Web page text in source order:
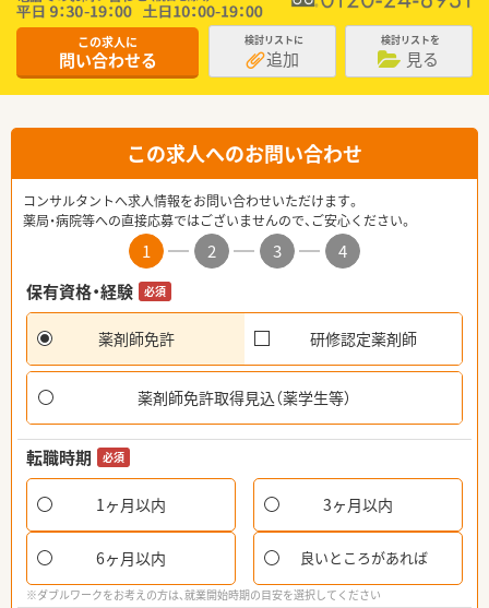
この求人に
問い合わせる
検討リストに
追加
検討リストを
見る
この求人へのお問い合わせ
コンサルタントへ求人情報をお問い合わせいただけます。
薬局・病院等への直接応募ではございませんので、ご安心ください。
1 2 3
4
保有資格・経験
必須
薬剤師免許 研修認定薬剤師
薬剤師免許取得見込（薬学生等）
転職時期 必須
1ヶ月以内 3ヶ月以内
6ヶ月以内 良いところがあれば
※ダブルワークをお考えの方は、就業開始時期の目安を選択してください